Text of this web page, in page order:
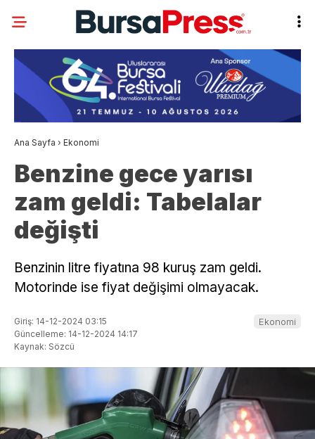
Ana Sayfa › Ekonomi
Benzine gece yarısı
zam geldi: Tabelalar
değişti
Benzinin litre fiyatına 98 kuruş zam geldi.
Motorinde ise fiyat değişimi olmayacak.
Giriş: 14-12-2024 03:15
Güncelleme: 14-12-2024 14:17
Kaynak: Sözcü
Ekonomi